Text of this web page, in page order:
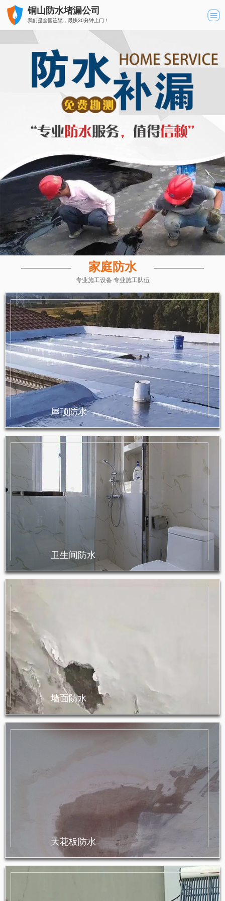
铜山防水堵漏公司
我们是全国连锁，最快30分钟上门！
家庭防水
专业施工设备 专业施工队伍
屋顶防水
卫生间防水
墙面防水
天花板防水